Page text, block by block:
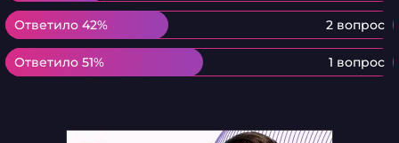
Ответило 42% 2 вопрос
Ответило 42%
Ответило 51% 1 вопрос
Ответило 51%